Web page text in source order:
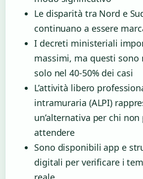
Le disparità tra Nord e
continuano a essere
I decreti ministeriali
massimi, ma questi
solo nel 40-50% dei casi
L’attività libero
intramuraria (ALPI)
un’alternativa per chi non
attendere
Sono disponibili app e
digitali per verificare i